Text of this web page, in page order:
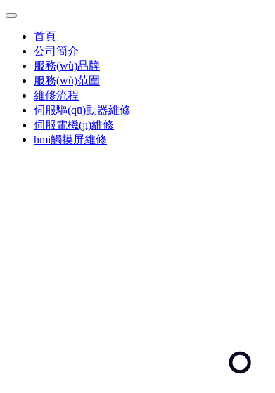
首頁
公司簡介
服務(wù)品牌
服務(wù)范圍
維修流程
伺服驅(qū)動器維修
伺服電機(jī)維修
hmi觸摸屏維修